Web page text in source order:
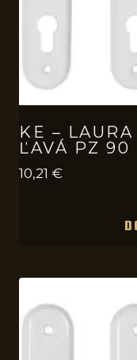
KE –
ĽAVÁ PZ 90
10,21 €